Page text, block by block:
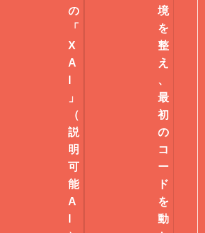
の
「
X
A
」
（
説
明
可
能
A
境
を
整
え
、
最
初
の
コ
ー
ド
を
動